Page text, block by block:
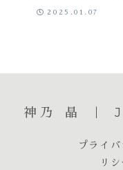
癒しを
2025.01.07
神乃 晶 ｜
プライ
リシ